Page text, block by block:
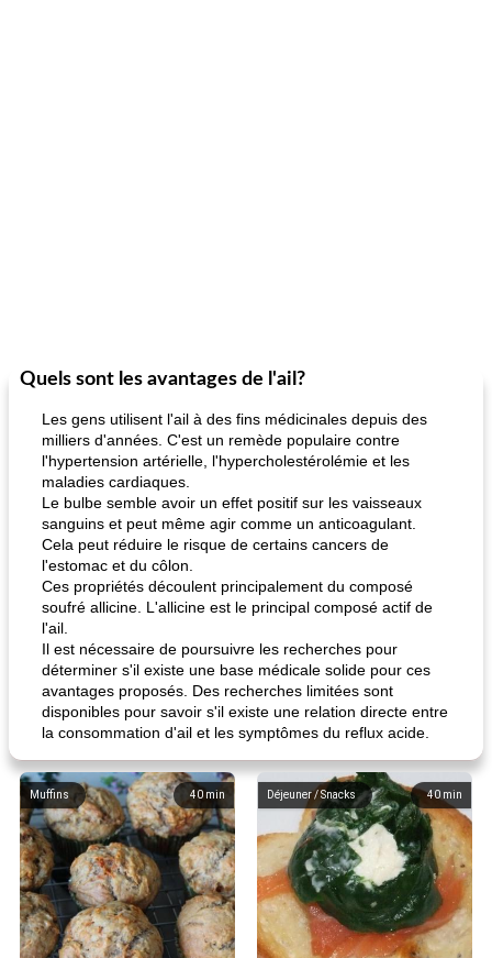
Quels sont les avantages de l'ail?
Les gens utilisent l'ail à des fins médicinales depuis des
milliers d'années. C'est un remède populaire contre
l'hypertension artérielle, l'hypercholestérolémie et les
maladies cardiaques.
Le bulbe semble avoir un effet positif sur les vaisseaux
sanguins et peut même agir comme un anticoagulant.
Cela peut réduire le risque de certains cancers de
l'estomac et du côlon.
Ces propriétés découlent principalement du composé
soufré allicine. L'allicine est le principal composé actif de
l'ail.
Il est nécessaire de poursuivre les recherches pour
déterminer s'il existe une base médicale solide pour ces
avantages proposés. Des recherches limitées sont
disponibles pour savoir s'il existe une relation directe entre
la consommation d'ail et les symptômes du reflux acide.
40 min
Muffins 40 min
Déjeuner / Snacks